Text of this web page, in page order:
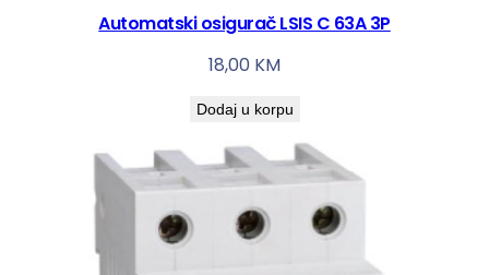
Automatski osigurač LSIS C 63A 3P
18,00 KM
Dodaj u korpu